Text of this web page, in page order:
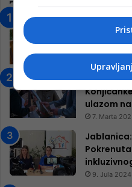
– Konjic
25
ulazom
7. Marta
9. Jula 2024.